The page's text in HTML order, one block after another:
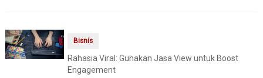
Bisnis
Rahasia Viral: Gunakan Jasa View untuk Boost
Engagement